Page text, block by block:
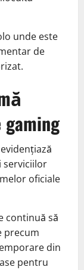
unde este
de
serviciilor
oficiale
continuă să
precum
din
pentru